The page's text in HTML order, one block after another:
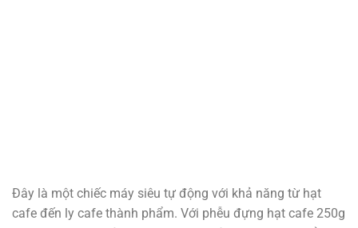
Đây là một chiếc máy siêu tự động với khả năng từ hạt
cafe đến ly cafe thành phẩm. Với phễu đựng hạt cafe 250g